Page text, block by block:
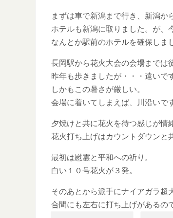
まずは車で新潟まで行き、新潟か
ホテルも新潟に取りました。が、
なんとか駅前のホテルを確保しま
長岡駅から花火大会の会場までは
昨年も歩きましたが・・・遠いです
しかもこの暑さが厳しい。
会場に着いてしまえば、川沿いで
夕焼けと共に花火を待つ感じが情
花火打ち上げはカウントダウンと
最初は慰霊と平和への祈り。
白い１０号花火が３発。
そのあとから派手にナイアガラ超
合間にも左右に打ち上げがあるの